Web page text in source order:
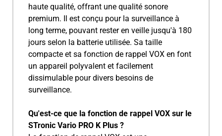
haute qualité, offrant une qualité sonore
premium. Il est conçu pour la surveillance à
long terme, pouvant rester en veille jusqu'à 180
jours selon la batterie utilisée. Sa taille
compacte et sa fonction de rappel VOX en font
un appareil polyvalent et facilement
dissimulable pour divers besoins de
surveillance.
Qu'est-ce que la fonction de rappel VOX sur le
STronic Vario PRO K Plus ?